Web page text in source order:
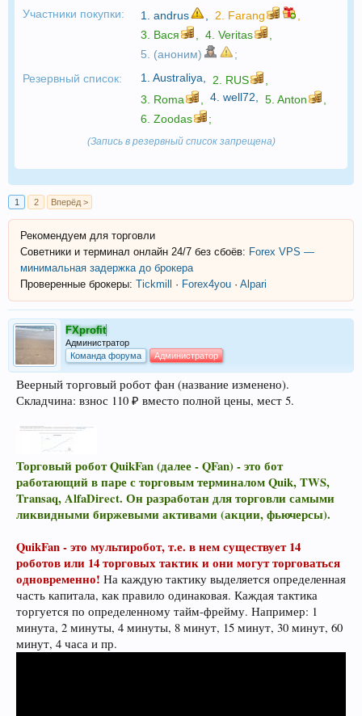
Участники покупки: 1. andrus 2. Farang
3. Вася 4. Veritas
5. (аноним)
;
Резервный список:
1. Australiya 2. RUS
3. Roma 4. well72 5. Anton
6. Zoodas ;
(Запись в резервный список запрещена)
1 2 Вперёд >
Рекомендуем для торговли
Советники и терминал онлайн 24/7 без сбоёв: Forex VPS —
минимальная задержка до брокера
Проверенные брокеры: Tickmill · Forex4you · Alpari
FXprofit
Администратор
Команда форума
Администратор
Веерный торговый робот фан (название изменено).
Складчина: взнос 110 ₽ вместо полной цены, мест 5.
Торговый робот QuikFan (далее - QFan) - это бот
работающий в паре с торговым терминалом Quik, TWS,
Transaq, AlfaDirect. Он разработан для торговли самыми
ликвидными биржевыми активами (акции, фьючерсы).
QuikFan - это мультиробот, т.е. в нем существует 14
роботов или 14 торговых тактик и они могут торговаться
одновременно! На каждую тактику выделяется определенная
часть капитала, как правило одинаковая. Каждая тактика
торгуется по определенному тайм-фрейму. Например: 1
минута, 2 минуты, 4 минуты, 8 минут, 15 минут, 30 минут, 60
минут, 4 часа и пр.